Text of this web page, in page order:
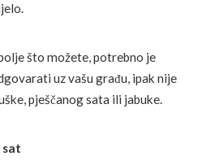
što možete, potrebno je
uz vašu građu, ipak nije
pješčanog sata ili jabuke.
sat